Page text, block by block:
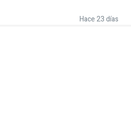
Hace 23 días